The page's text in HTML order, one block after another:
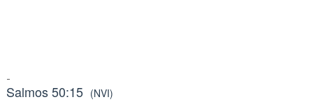
-
Salmos 50:15 (NVI)